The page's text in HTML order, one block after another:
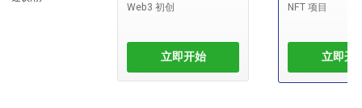
Web3 初创
立即开始
NFT 项目
立即开